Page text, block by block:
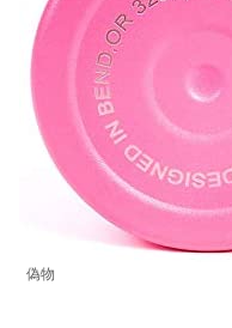
偽物